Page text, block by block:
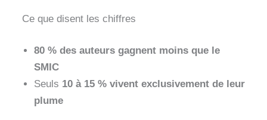
Ce que disent les chiffres
80 % des auteurs gagnent moins que le
SMIC
Seuls 10 à 15 % vivent exclusivement de leur
plume